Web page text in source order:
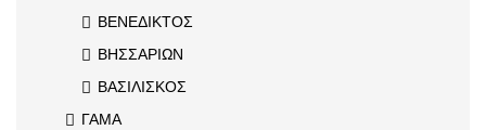
ΒΕΝΕΔΙΚΤΟΣ
ΒΗΣΣΑΡΙΩΝ
ΒΑΣΙΛΙΣΚΟΣ
ΓΑΜΑ